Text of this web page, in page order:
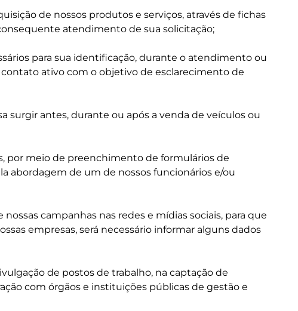
de nossos produtos e serviços, através de fichas
atendimento de sua solicitação;
para sua identificação, durante o atendimento ou
ativo com o objetivo de esclarecimento de
surgir antes, durante ou após a venda de veículos ou
por meio de preenchimento de formulários de
abordagem de um de nossos funcionários e/ou
campanhas nas redes e mídias sociais, para que
empresas, será necessário informar alguns dados
de postos de trabalho, na captação de
com órgãos e instituições públicas de gestão e